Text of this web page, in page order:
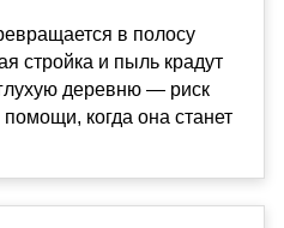
в полосу
стройка и пыль крадут
деревню — риск
когда она станет